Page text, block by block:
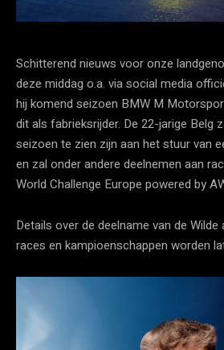
Schitterend nieuws voor onze
deze middag o.a. via social media
hij komend seizoen BMW M
dit als fabrieksrijder. De 22-jarige Belg
seizoen te zien zijn aan het stuur van
en zal onder andere deelnemen aan
World Challenge Europe powered by
Details over de deelname van de
races en kampioenschappen worden